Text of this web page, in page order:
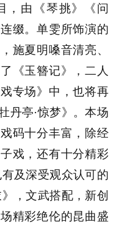
，由《琴挑》《问
缀。单雯所饰演的
施夏明嗓音清亮、
《玉簪记》，二人
专场》中，也将再
丹亭·惊梦》。本场
码十分丰富，除经
戏，还有十分精彩
及深受观众认可的
，文武搭配，新创
精彩绝伦的昆曲盛